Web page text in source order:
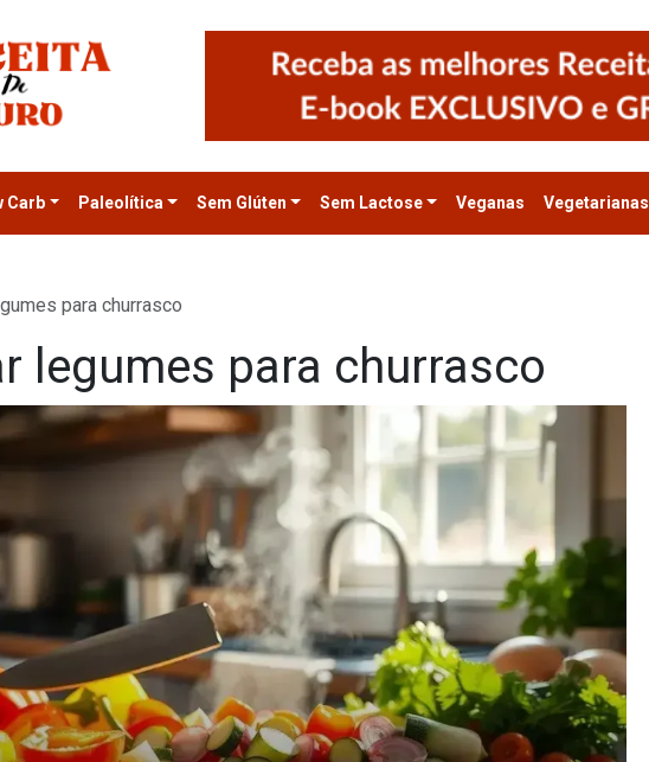
Carb Paleolítica Sem Glúten Sem Lactose Veganas Vegetarianas
para churrasco
legumes para churrasco